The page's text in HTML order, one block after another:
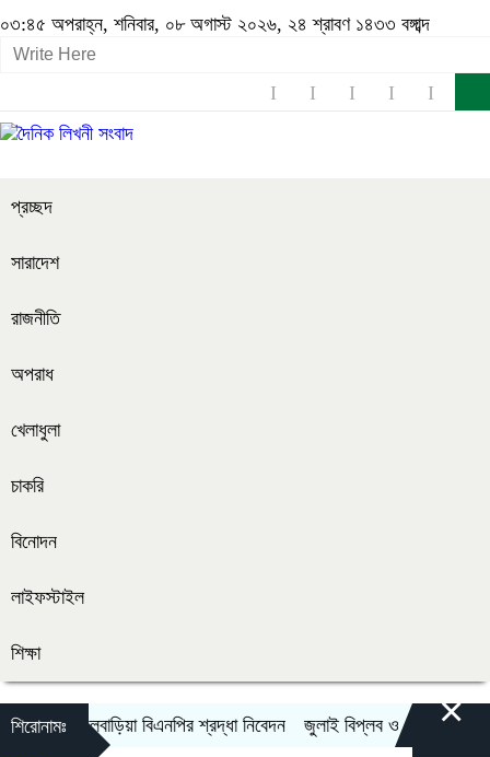
০৩:৪৫ অপরাহ্ন, শনিবার, ০৮ অগাস্ট ২০২৬, ২৪ শ্রাবণ ১৪৩৩ বঙ্গাব্দ
প্রচ্ছদ
সারাদেশ
রাজনীতি
অপরাধ
খেলাধুলা
চাকরি
বিনোদন
লাইফস্টাইল
শিক্ষা
শিরোনামঃ
ফুলবাড়িয়া বিএনপির শ্রদ্ধা নিবেদন জুলাই বিপ্লব ও গণঅভ্যুত্থান দিবস
×